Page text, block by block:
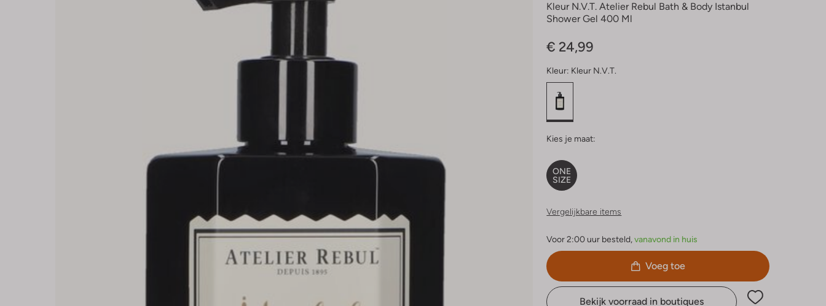
Kleur N.v.t. Atelier Rebul Bath & Body Istanbul
Shower Gel 400 Ml
€ 24,99
Kleur: Kleur N.v.t.
Kies je maat:
ONE
SIZE
Vergelijkbare items
Voor 2:00 uur besteld, vanavond in huis
Voeg toe
Bekijk voorraad in boutiques